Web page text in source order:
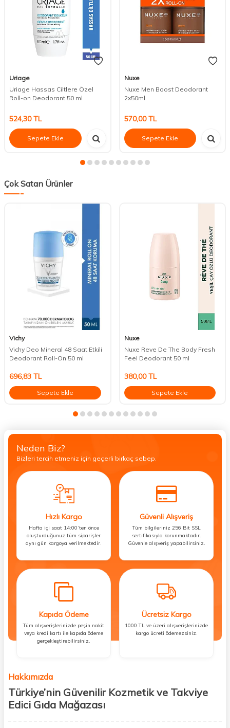
Uriage
Uriage Hassas Ciltlere Özel
Roll-on Deodorant 50 ml
524,30TL
Sepete Ekle
Nuxe
Nuxe Men Boost Deodorant
2x50ml
570,00TL
Sepete Ekle
Çok Satan Ürünler
Vichy
Vichy Deo Mineral 48 Saat Etkili
Deodorant Roll-On 50 ml
696,83 TL
Sepete Ekle
Nuxe
Nuxe Reve De The Body Fresh
Feel Deodorant 50 ml
380,00TL
Sepete Ekle
Neden Biz?
Bizleri tercih etmeniz için geçerli birkaç sebep.
Hızlı Kargo
Hafta içi saat 14:00’ten önce
oluşturduğunuz tüm siparişler
aynı gün kargoya verilmektedir.
Güvenli Alışveriş
Tüm bilgileriniz 256 Bit SSL
sertifikasıyla korunmaktadır.
Güvenle alışveriş yapabilirsiniz.
Kapıda Ödeme
Tüm alışverişlerinizde peşin nakit
veya kredi kartı ile kapıda ödeme
gerçekleştirebilirsiniz.
Ücretsiz Kargo
1000 TL ve üzeri alışverişlerinizde
kargo ücreti ödemezsiniz.
Hakkımızda
Türkiye’nin Güvenilir Kozmetik ve Takviye
Edici Gıda Mağazası